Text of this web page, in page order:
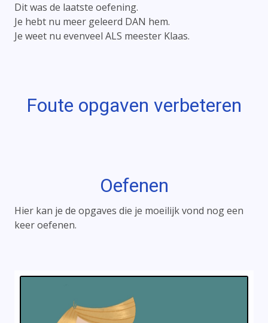
Dit was de laatste oefening.
Je hebt nu meer geleerd DAN hem.
Je weet nu evenveel ALS meester Klaas.
Foute opgaven verbeteren
Oefenen
Hier kan je de opgaves die je moeilijk vond nog een
keer oefenen.